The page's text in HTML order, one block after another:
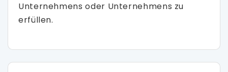
Unternehmens oder Unternehmens zu
erfüllen.